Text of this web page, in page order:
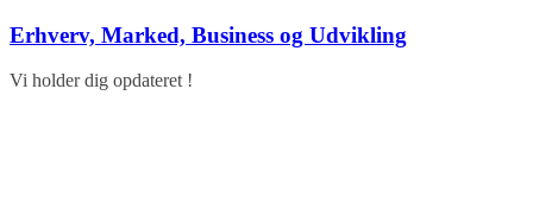
Skip
content
Erhverv, Marked, Business og Udvikling
Vi holder dig opdateret !